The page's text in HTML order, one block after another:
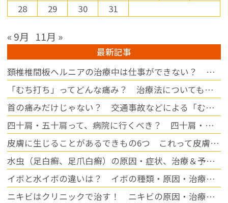
【休日】
・祝日
・木曜午後
・その他シフトによる
【勤務地】
愛知県春日井市小野町5丁目
89-7
マイカー通勤も可能です◎
子育てや家庭と両立しながら
働きたい方、ブランクのある
方もぜひご相談ください。ス
タッフ同士が協力し合い、働
きやすい環境づくりを目指し
ています。
28
29 30 31
« 9月 11月 »
最新記事
頚椎椎間板ヘルニアの治療中は仕事ができない？ 休む期間の目安について
「むち打ち」ってどんな痛み？ 治療法についても解説
首の痛みだけじゃない？ 交通事故などによる「むち打ち」の症状について
四十肩・五十肩って、病院に行くべき？ 四十肩・五十肩になりやすい人・なりにくい人
皮膚に生じることがあるできもの6つ これって皮膚病？
水虫（足白癬、足爪白癬）の原因・症状、治療＆予防について
イボと水イボの違いは？ イボの種類・原因・治療方法をご紹介
ニキビはクリニックで治す！ ニキビの原因・治療方法について